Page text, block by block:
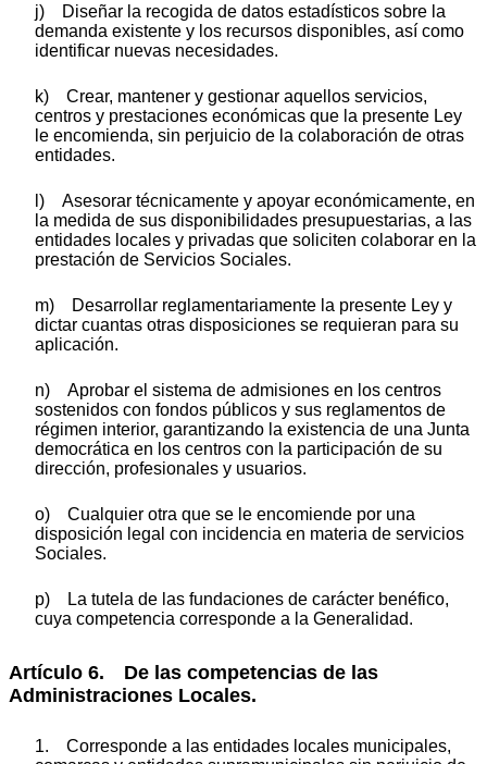
j) Diseñar la recogida de datos estadísticos sobre la
demanda existente y los recursos disponibles, así como
identificar nuevas necesidades.
k) Crear, mantener y gestionar aquellos servicios,
centros y prestaciones económicas que la presente Ley
le encomienda, sin perjuicio de la colaboración de otras
entidades.
l) Asesorar técnicamente y apoyar económicamente, en
la medida de sus disponibilidades presupuestarias, a las
entidades locales y privadas que soliciten colaborar en la
prestación de Servicios Sociales.
m) Desarrollar reglamentariamente la presente Ley y
dictar cuantas otras disposiciones se requieran para su
aplicación.
n) Aprobar el sistema de admisiones en los centros
sostenidos con fondos públicos y sus reglamentos de
régimen interior, garantizando la existencia de una Junta
democrática en los centros con la participación de su
dirección, profesionales y usuarios.
o) Cualquier otra que se le encomiende por una
disposición legal con incidencia en materia de servicios
Sociales.
p) La tutela de las fundaciones de carácter benéfico,
cuya competencia corresponde a la Generalidad.
Artículo 6. De las competencias de las
Administraciones Locales.
1. Corresponde a las entidades locales municipales,